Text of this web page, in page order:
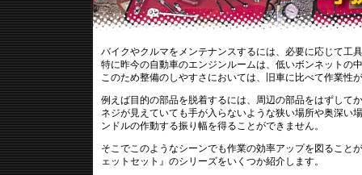
バイクやクルマをメンテナンスするには、必要に応じて工
特に昨今の自動車のエンジンルームは、低いボンネットの
このため整備のしやすさにおいては、旧車に比べて作業性
例えば目的の部品を脱着するには、周辺の部品をはずして
ネジが見えていても手が入らないような狭い場所や奥深い
ンドルの作動する振り幅を得ることができません。
そこでこのようなシーンでも作業の効率アップを図ること
ェットセット』のシリーズをいくつか紹介します。